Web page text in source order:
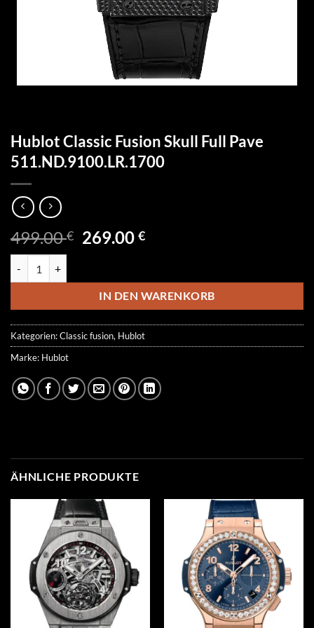
Hublot Classic Fusion Skull Full Pave
511.ND.9100.LR.1700
499.00€ Ursprünglicher
499.00 €
269.00€Aktueller
269.00 €.
IN DEN WARENKORB
Kategorien:Classic fusion, Hublot
Marke: Hublot
ÄHNLICHE PRODUKTE